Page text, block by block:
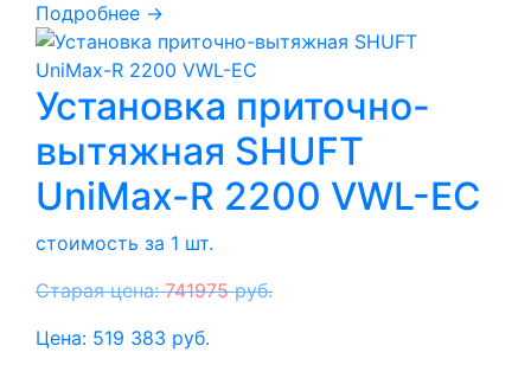
Подробнее →
Установка приточно-
вытяжная SHUFT
UniMax-R 2200 VWL-EC
стоимость за 1 шт.
Старая цена:741975руб.
Цена: 519 383 руб.